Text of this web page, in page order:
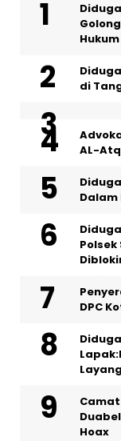
di
AL-
Dalam
Polsek
DPC
Hoax